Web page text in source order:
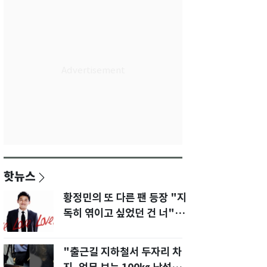
핫뉴스
황정민의 또 다른 팬 등장 "지
독히 엮이고 싶었던 건 너" 폭
"출근길 지하철서 두자리 차